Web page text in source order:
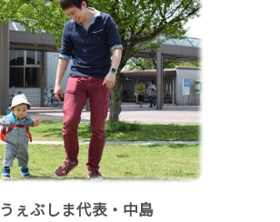
うぇぶしま代表・中島